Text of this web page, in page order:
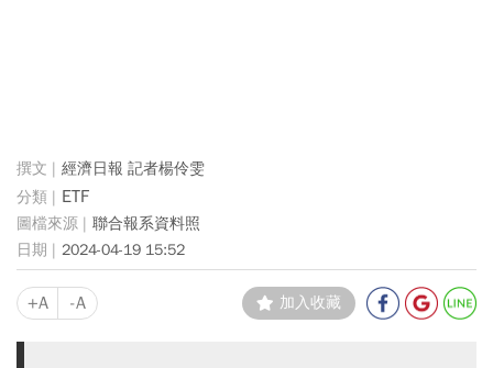
經濟日報 記者楊伶雯
ETF
聯合報系資料照
2024-04-19 15:52
+A -A 加入收藏